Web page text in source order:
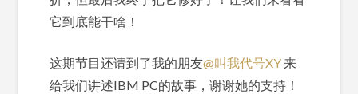
它到底能干啥！
这期节目还请到了我的朋友@叫我代号XY来
给我们讲述IBM PC的故事，谢谢她的支持！